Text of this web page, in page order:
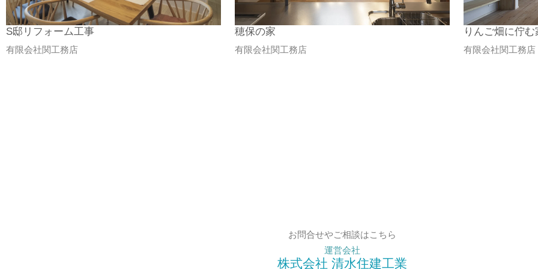
S邸リフォーム工事
有限会社関工務店
穂保の家
有限会社関工務店
りんご畑に佇む
有限会社関工務店
お問合せやご相談はこちら
運営会社
株式会社 清水住建工業